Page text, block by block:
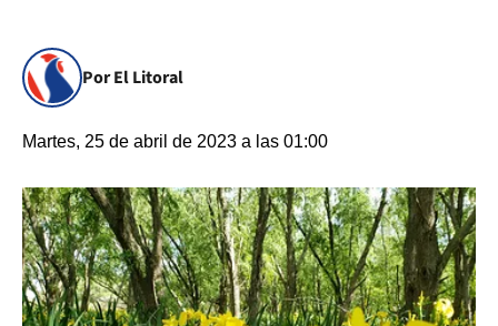
Por El Litoral
Martes, 25 de abril de 2023 a las 01:00